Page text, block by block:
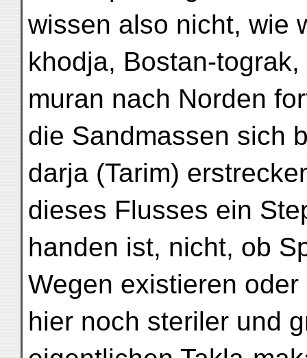
wissen also nicht, wie
khodja, Bostan-
muran nach Norden
die Sandmassen sich
darja (Tarim)
dieses Flusses ein
handen ist, nicht, ob
Wegen existieren
hier noch steriler und